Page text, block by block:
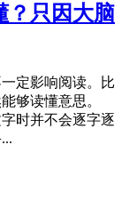
？只因大脑
定影响阅读。比
够读懂意思。
时并不会逐字逐